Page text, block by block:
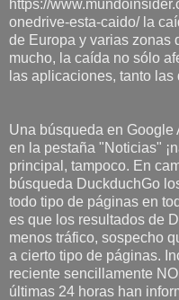
https://
onedrive-esta-caido/ la
de Europa y varias zonas
mucho, la caída no sólo
las aplicaciones, tanto
Una búsqueda en
en la pestaña "Noticias"
principal, tampoco. En
búsqueda DuckduchGo
todo tipo de páginas en
es que los resultados de
menos tráfico, sospecho
a cierto tipo de páginas.
reciente sencillamente
últimas 24 horas han